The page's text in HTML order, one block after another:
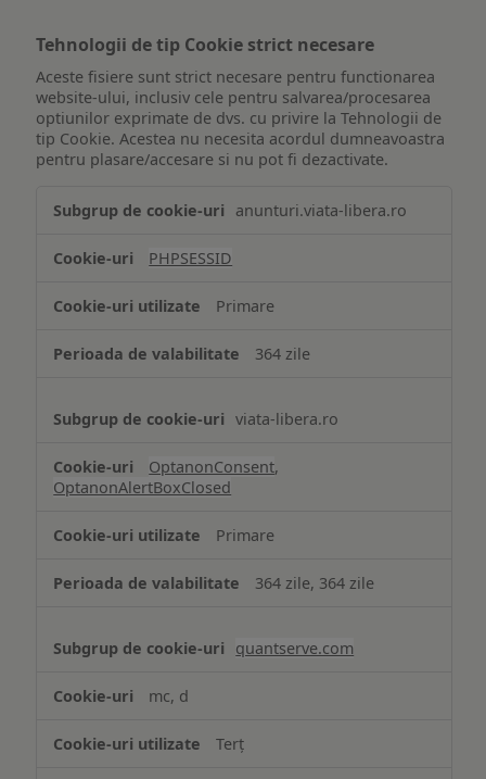
Tehnologii de tip Cookie strict necesare
Aceste fisiere sunt strict necesare pentru functionarea
website-ului, inclusiv cele pentru salvarea/procesarea
optiunilor exprimate de dvs. cu privire la Tehnologii de
tip Cookie. Acestea nu necesita acordul dumneavoastra
pentru plasare/accesare si nu pot fi dezactivate.
de
Cookie
necesare
anunturi.viata-libera.ro
PHPSESSID
Primare
364 zile
viata-libera.ro
OptanonConsent,
OptanonAlertBoxClosed
Primare
364 zile, 364 zile
quantserve.com
mc, d
Terț